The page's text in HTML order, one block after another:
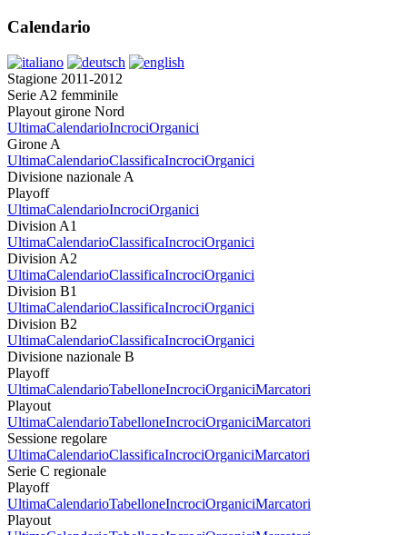
Calendario
Stagione 2011-2012
Serie A2 femminile
Playout girone Nord
UltimaCalendarioIncrociOrganici
Girone A
UltimaCalendarioClassificaIncrociOrganici
Divisione nazionale A
Playoff
UltimaCalendarioIncrociOrganici
Division A1
UltimaCalendarioClassificaIncrociOrganici
Division A2
UltimaCalendarioClassificaIncrociOrganici
Division B1
UltimaCalendarioClassificaIncrociOrganici
Division B2
UltimaCalendarioClassificaIncrociOrganici
Divisione nazionale B
Playoff
UltimaCalendarioTabelloneIncrociOrganiciMarcatori
Playout
UltimaCalendarioTabelloneIncrociOrganiciMarcatori
Sessione regolare
UltimaCalendarioClassificaIncrociOrganiciMarcatori
Serie C regionale
Playoff
UltimaCalendarioTabelloneIncrociOrganiciMarcatori
Playout